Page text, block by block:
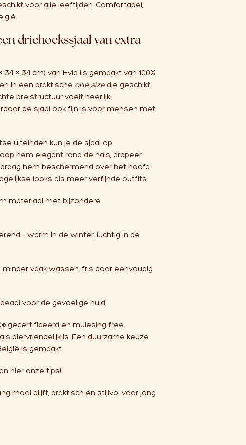
voor alle leeftijden. Comfortabel,
driehoekssjaal van extra
× 34 cm) van Hvid iis gemaakt van 100%
in een praktische one sizedie geschikt
breistructuur voelt heerlijk
de sjaal ook fijn is voor mensen met
uiteinden kun je de sjaal op
hem elegant rond de hals, drapeer
hem beschermend over het hoofd.
looks als meer verfijnde outfits.
materiaal met bijzondere
– warm in de winter, luchtig in de
vaak wassen, fris door eenvoudig
voor de gevoelige huid.
gecertificeerd en mulesing free,
diervriendelijk is. Een duurzame keuze
is gemaakt.
hier onze tips!
mooi blijft, praktisch én stijlvol voor jong